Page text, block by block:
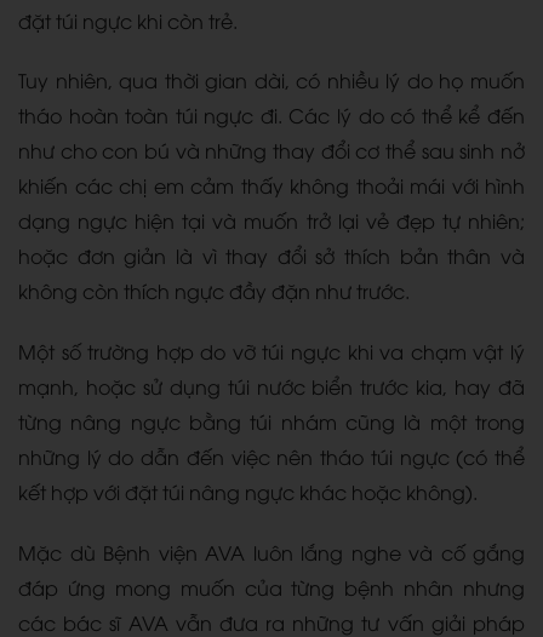
đặt túi ngực khi còn trẻ.
Tuy nhiên, qua thời gian dài, có nhiều lý do họ muốn
tháo hoàn toàn túi ngực đi. Các lý do có thể kể đến
như cho con bú và những thay đổi cơ thể sau sinh nở
khiến các chị em cảm thấy không thoải mái với hình
dạng ngực hiện tại và muốn trở lại vẻ đẹp tự nhiên;
hoặc đơn giản là vì thay đổi sở thích bản thân và
không còn thích ngực đầy đặn như trước.
Một số trường hợp do vỡ túi ngực khi va chạm vật lý
mạnh, hoặc sử dụng túi nước biển trước kia, hay đã
từng nâng ngực bằng túi nhám cũng là một trong
những lý do dẫn đến việc nên tháo túi ngực (có thể
kết hợp với đặt túi nâng ngực khác hoặc không).
Mặc dù Bệnh viện AVA luôn lắng nghe và cố gắng
đáp ứng mong muốn của từng bệnh nhân nhưng
các bác sĩ AVA vẫn đưa ra những tư vấn giải pháp